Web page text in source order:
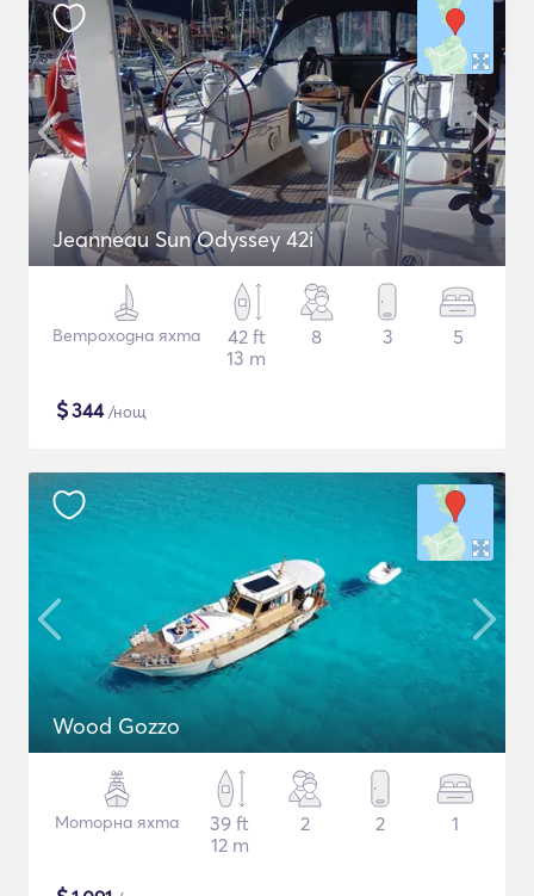
Jeanneau Sun Odyssey 42i
Ветроходна яхта
42 ft
13 m
8 3 5
$344/нощ
Wood Gozzo
Моторна яхта
39 ft
12 m
2 2 1